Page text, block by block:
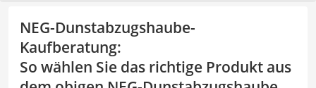
NEG-Dunstabzugshaube-
Kaufberatung:
So wählen Sie das richtige Produkt aus